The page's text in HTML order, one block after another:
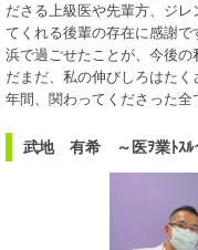
ださる上級医や先輩方、ジ
てくれる後輩の存在に感謝
浜で過ごせたことが、今後
だまだ、私の伸びしろはた
年間、関わってくださった全
武地 有希 ～医ｦ業ﾄｽﾙ